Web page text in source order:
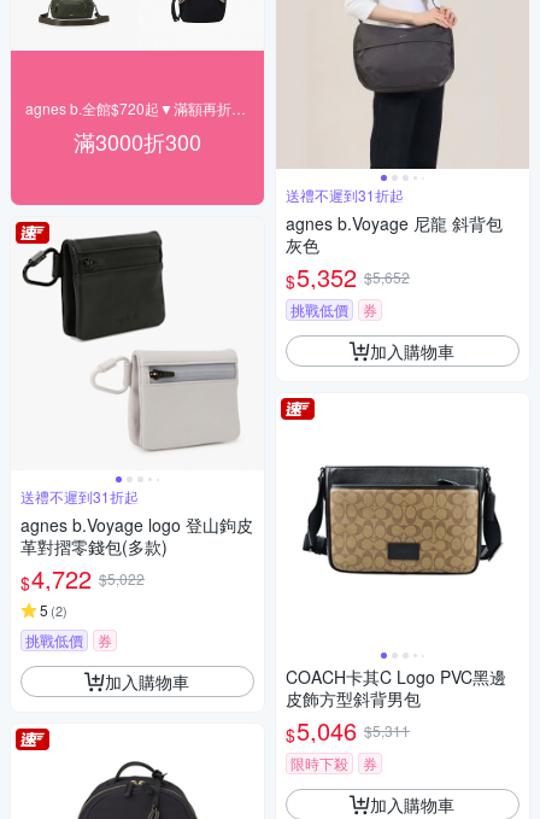
滿3000折300
送禮不遲到31折起
agnes b.Voyage logo 登山鉤皮
革對摺零錢包(多款)
$4,722 $5,022
5 (2)
挑戰低價 券
加入購物車
送禮不遲到31折起
agnes b.Voyage 尼龍 斜背包
灰色
$5,352 $5,652
挑戰低價
券
加入購物車
COACH卡其C Logo PVC黑邊
皮飾方型斜背男包
$5,046 $5,311
限時下殺
券
加入購物車